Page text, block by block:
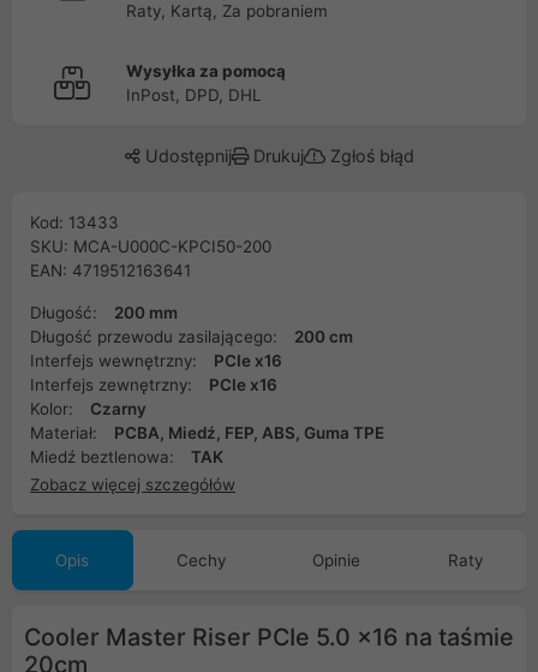
Raty, Kartą, Za pobraniem
Wysyłka za pomocą
InPost, DPD, DHL
Udostępnij Drukuj Zgłoś błąd
Kod: 13433
SKU: MCA-U000C-KPCI50-200
EAN: 4719512163641
Długość:
200 mm
Długość przewodu zasilającego:
200 cm
Interfejs wewnętrzny:
PCIe x16
Interfejs zewnętrzny:
PCIe x16
Kolor:
Czarny
Materiał:
PCBA, Miedź, FEP, ABS, Guma TPE
Miedź beztlenowa:
TAK
Zobacz więcej szczegółów
Opis Cechy Opinie Raty
Cooler Master Riser PCIe 5.0 x16 na taśmie
20cm